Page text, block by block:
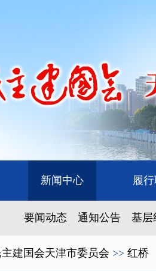
新闻中心 履
要闻动态 通知公告 基层
建国会天津市委员会 >> 红桥